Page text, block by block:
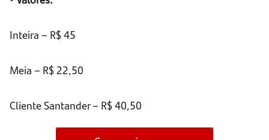
Inteira – R$ 45
Meia – R$ 22,50
Cliente Santander – R$ 40,50